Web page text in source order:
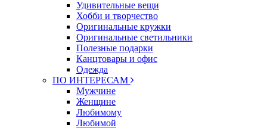
Удивительные вещи
Хобби и творчество
Оригинальные кружки
Оригинальные светильники
Полезные подарки
Канцтовары и офис
Одежда
ПО ИНТЕРЕСАМ
Мужчине
Женщине
Любимому
Любимой